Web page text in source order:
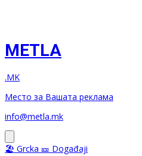
METLA
.MK
Место за Вашата реклама
info@metla.mk
🏖️ Grcka 🎫 Događaji